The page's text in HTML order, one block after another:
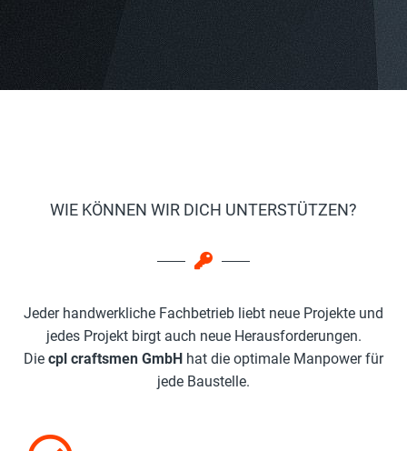
Jeder handwerkliche Fachbetrieb liebt neue Projekte und
jedes Projekt birgt auch neue Herausforderungen.
cpl craftsmen GmbHhat die optimale Manpower für